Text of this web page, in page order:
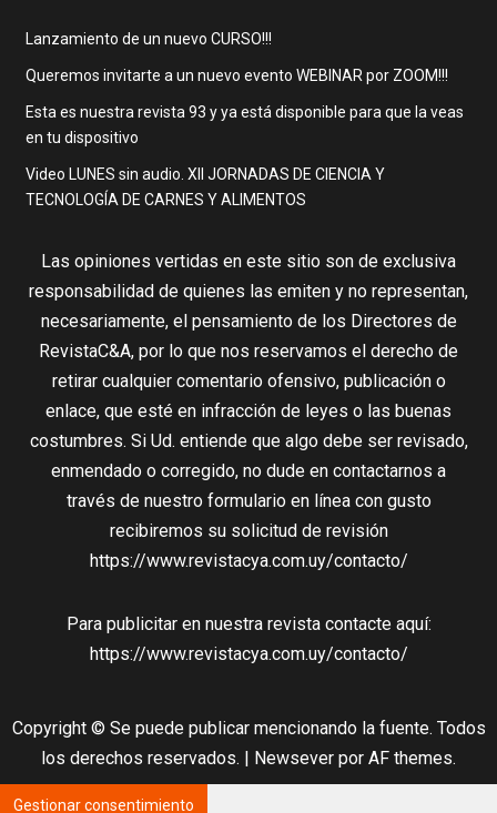
Lanzamiento de un nuevo CURSO!!!
Queremos invitarte a un nuevo evento WEBINAR por ZOOM!!!
Esta es nuestra revista 93 y ya está disponible para que la veas
en tu dispositivo
Video LUNES sin audio. XII JORNADAS DE CIENCIA Y
TECNOLOGÍA DE CARNES Y ALIMENTOS
Las opiniones vertidas en este sitio son de exclusiva
responsabilidad de quienes las emiten y no representan,
necesariamente, el pensamiento de los Directores de
RevistaC&A, por lo que nos reservamos el derecho de
retirar cualquier comentario ofensivo, publicación o
enlace, que esté en infracción de leyes o las buenas
costumbres. Si Ud. entiende que algo debe ser revisado,
enmendado o corregido, no dude en contactarnos a
través de nuestro formulario en línea con gusto
recibiremos su solicitud de revisión
https://www.revistacya.com.uy/contacto/
Para publicitar en nuestra revista contacte aquí:
https://www.revistacya.com.uy/contacto/
Copyright © Se puede publicar mencionando la fuente. Todos
los derechos reservados. | Newsever por AF themes.
Gestionar consentimiento